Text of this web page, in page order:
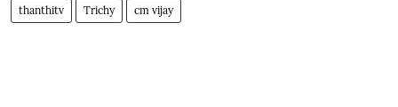
thanthitv Trichy cm vijay